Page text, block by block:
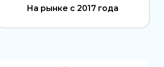
На рынке с 2017 года